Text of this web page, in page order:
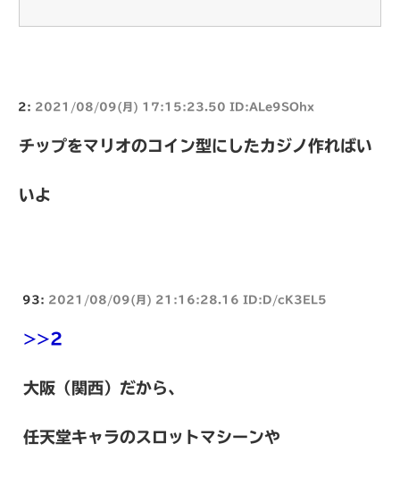
2: 2021/08/09(月) 17:15:23.50 ID:ALe9SOhx
チップをマリオのコイン型にしたカジノ作ればい
いよ
93: 2021/08/09(月) 21:16:28.16 ID:D/cK3EL5
>>2
大阪（関西）だから、
任天堂キャラのスロットマシーンや